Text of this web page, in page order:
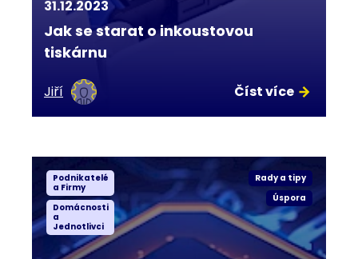
31.12.2023
Jak se starat o inkoustovou
tiskárnu
Jiří Číst více
Podnikatelé
a Firmy
Domácnosti
a
Jednotlivci
Rady a tipy
Úspora